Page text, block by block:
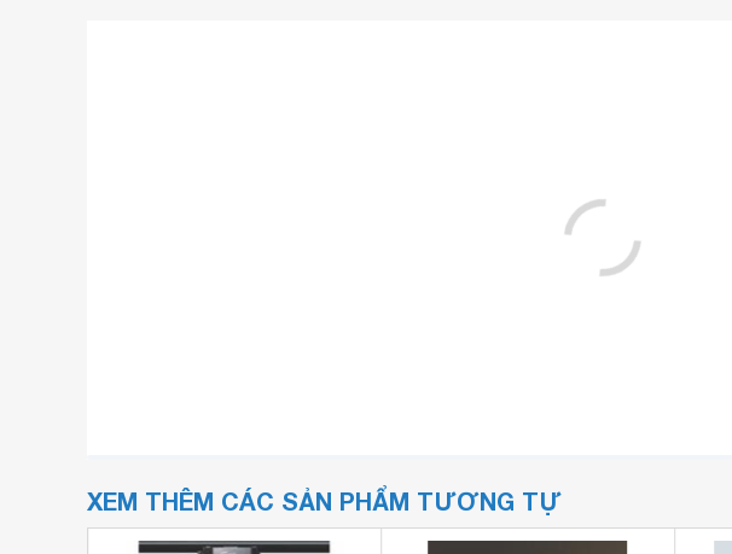
XEM THÊM CÁC SẢN PHẨM TƯƠNG TỰ